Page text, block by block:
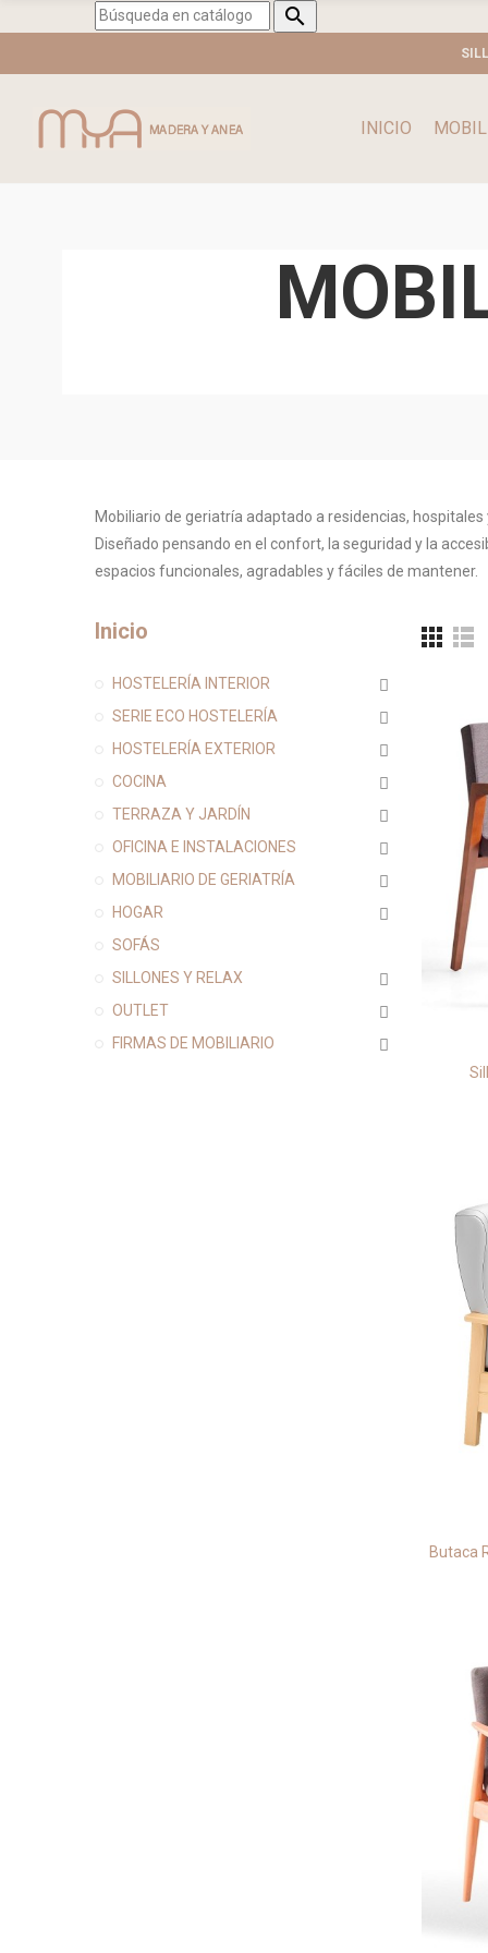

INICIO
Mobiliario de geriatría adaptado a residencias,
Diseñado pensando en el confort, la seguridad y la
espacios funcionales, agradables y fáciles de mantener.
Butaca
Inicio
HOSTELERÍA INTERIOR
SERIE ECO HOSTELERÍA
HOSTELERÍA EXTERIOR
COCINA
TERRAZA Y JARDÍN
OFICINA E INSTALACIONES
MOBILIARIO DE GERIATRÍA
HOGAR
SOFÁS
SILLONES Y RELAX
OUTLET
FIRMAS DE MOBILIARIO